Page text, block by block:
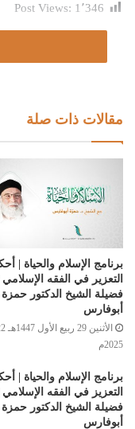
Post Views: 1٬346
مقالات ذات صلة
برنامج الإسلام والحياة |
فضيلة الشيخ الدكتور حمزة
أبوفارس
2025م
برنامج الإسلام والحياة |
التعزيز في الفقه
فضيلة الشيخ الدكتور حمزة
أبوفارس